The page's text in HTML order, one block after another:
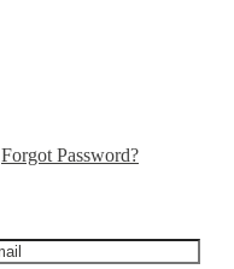
Forgot Password?